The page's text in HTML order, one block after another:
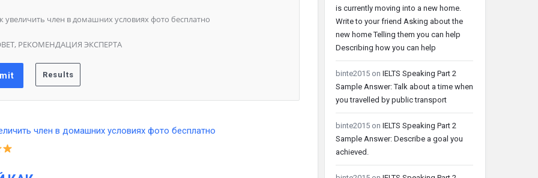
увеличить член в домашних условиях фото бесплатно
РЕКОМЕНДАЦИЯ ЭКСПЕРТА
is currently moving into a new home.
Write to your friend Asking about the
new home Telling them you can help
Describing how you can help
binte2015 on IELTS Speaking Part 2
Sample Answer: Talk about a time when
you travelled by public transport
binte2015 on IELTS Speaking Part 2
Sample Answer: Describe a goal you
achieved.